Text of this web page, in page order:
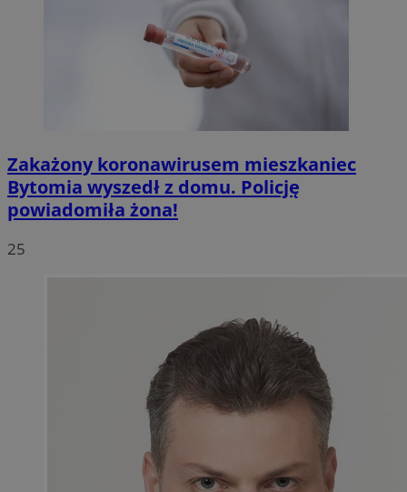
Zakażony koronawirusem mieszkaniec
Bytomia wyszedł z domu. Policję
powiadomiła żona!
25